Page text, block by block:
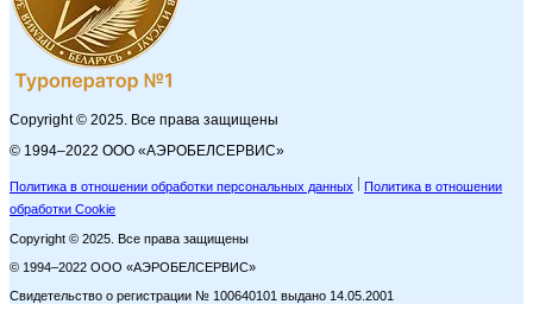
Copyright © 2025. Все права защищены
© 1994–2022 ООО «АЭРОБЕЛСЕРВИС»
Политика в отношении обработки персональных данных
Политика в отношении
обработки Cookie
Copyright © 2025. Все права защищены
© 1994–2022 ООО «АЭРОБЕЛСЕРВИС»
Свидетельство о регистрации № 100640101 выдано 14.05.2001